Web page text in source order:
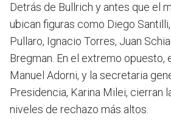
Detrás de Bullrich y antes que el
ubican figuras como Diego
Pullaro, Ignacio Torres, Juan
Bregman. En el extremo opuesto,
Manuel Adorni, y la secretaria
Presidencia, Karina Milei, cierran
niveles de rechazo más altos.